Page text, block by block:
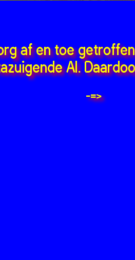
af en toe
AI.
-=>